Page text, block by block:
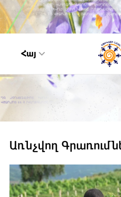
Հայ
Առնչվող